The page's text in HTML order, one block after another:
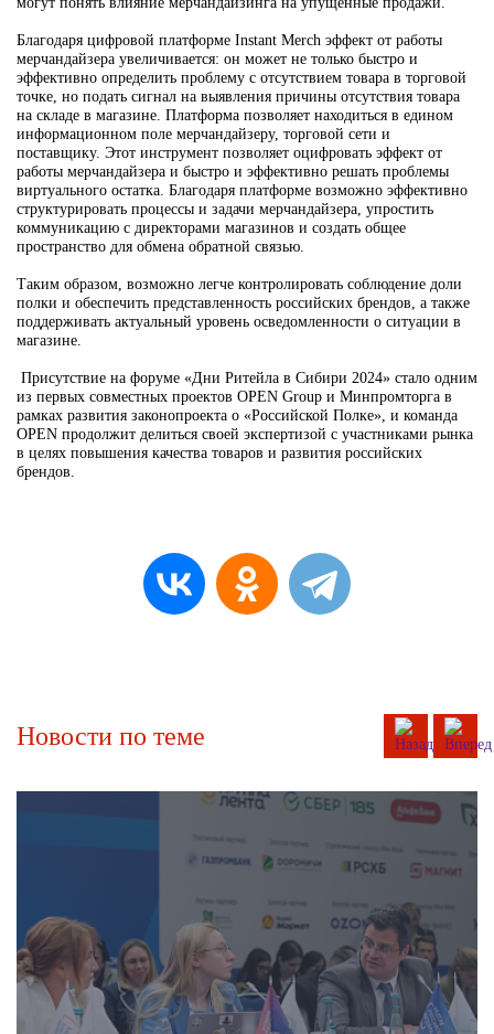
Благодаря цифровой платформе Instant Merch эффект от работы
мерчандайзера увеличивается: он может не только быстро и
эффективно определить проблему с отсутствием товара в торговой
точке, но подать сигнал на выявления причины отсутствия товара
на складе в магазине. Платформа позволяет находиться в едином
информационном поле мерчандайзеру, торговой сети и
поставщику. Этот инструмент позволяет оцифровать эффект от
работы мерчандайзера и быстро и эффективно решать проблемы
виртуального остатка. Благодаря платформе возможно эффективно
структурировать процессы и задачи мерчандайзера, упростить
коммуникацию с директорами магазинов и создать общее
пространство для обмена обратной связью.
Таким образом, возможно легче контролировать соблюдение доли
полки и обеспечить представленность российских брендов, а также
поддерживать актуальный уровень осведомленности о ситуации в
магазине.
Присутствие на форуме «Дни Ритейла в Сибири 2024» стало одним
из первых совместных проектов OPEN Group и Минпромторга в
рамках развития законопроекта о «Российской Полке», и команда
OPEN продолжит делиться своей экспертизой с участниками рынка
в целях повышения качества товаров и развития российских
брендов.
Новости по теме